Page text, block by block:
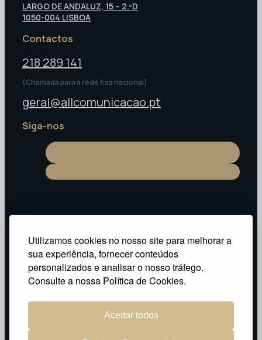
Utilizamos cookies no nosso site para melhorar a
sua experiência, fornecer conteúdos
personalizados e analisar o nosso tráfego.
Consulte a nossa Política de Cookies.
Aceitar todos
LARGO DE ANDALUZ, 15 – 2.ºD
1050-004 LISBOA
Contactos
218 289 141
(Chamada para a rede fixa nacional)
geral@allcomunicacao.pt
Siga-nos
RECONHECIDOS COMO: